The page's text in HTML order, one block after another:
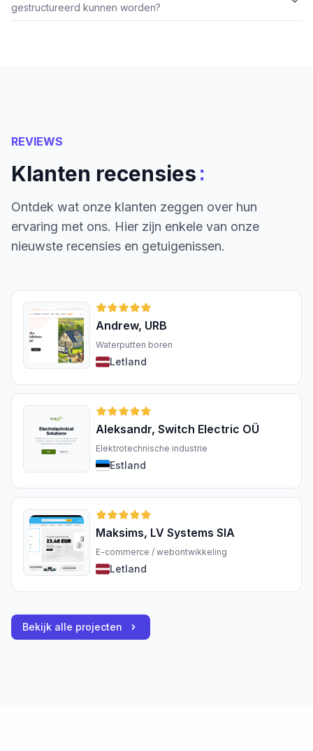
gestructureerd kunnen worden?
REVIEWS
Klanten recensies:
Ontdek wat onze klanten zeggen over hun
ervaring met ons. Hier zijn enkele van onze
nieuwste recensies en getuigenissen.
Andrew, URB
Waterputten boren
Letland
Aleksandr, Switch Electric OÜ
Elektrotechnische industrie
Estland
Maksims, LV Systems SIA
E-commerce / webontwikkeling
Letland
Bekijk alle projecten